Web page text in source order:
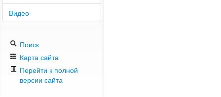
Видео
Поиск
Карта сайта
Перейти к полной
версии сайта